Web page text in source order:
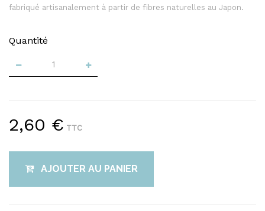
fabriqué artisanalement à partir de fibres naturelles au Japon.
Quantité
2,60 € TTC
AJOUTER AU PANIER